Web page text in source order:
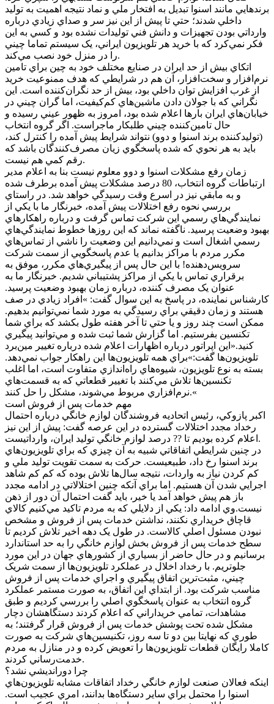
برند‌هايي مانند اسنوا تبديل به افتخار ملي و نماد نتيجه اهميت به توليد
داخلي شدند؛ حتي تا پيش از اين نيز سر و صداي زيادي درباره
وارداتي بودن تجهيزات و دانش فني توليدات نشده بود و کسي به اين
فکر نمي‌کرد که با خريد هر تلويزيون ايراني، يک سيستم تماما چيني
را در منزل خود نصب مي‌کند.
اتکاي بيش از حد ايران در صنايع مختلف خود به چين براي تامين
نرم‌افزار و سخت‌افزار، آن هم در شرايطي که هدف ممنوعيت خريد
از غرب افزايش توان داخلي بود، بيش از حد نگران‌کننده است. اين
نگراني که با جولان دادن ماشين‌هاي کم‌کيفيت، اما گران چيني در
خيابان‌هاي ايران بار‌ها اعلام شده بود، امروز به ظهور عيني رسيده و
حال تامين‌کننده چيني طلبکار ماجراست. اگر گروه انتخاب
(توليدکننده برند اسنوا و دوو) نتواند شرايط پيش آمده را کنترل کند،
بايد به هر نحوي که شده پاسخگوي زيان مصرف‌کنندگان باشد که
رقم کمي هم نيست.
زمان رفع مشکلات اسنوا و دوو معلوم نيست بنا به اعلام مدير
ارتباطات گروه انتخاب، 80 درصد مشکلات پيش آمده برطرف شده
و به مابقي نيز در اسرع وقت رسيدگي خواهد شد. در راستاي
بررسي نحوه رفع اختلالات پيش آمده، خبرنگار ما با يکي از
نمايندگي‌هاي رسمي اين شرکت تماس گرفت و درباره راهکار‌هاي
بهبود وضعيت پرسيد. ناگفته نماند که اين روز‌ها خطوط نمايندگي‌هاي
رسمي اشغال است و نمي‌دانيم اين وضعيت را ناشي از تماس‌هاي
مکرر مردم با مراکز بدانيم يا عدم پاسخگويي از سمت شرکت
سرويس‌دهنده! با اين حال پس از پيگيري‌هاي مکرر، موفق به
برقراري تماس با يکي از مراکز پشتيباني شديم. خبرنگار ما به
عنوان يک مصرف کننده، درباره زمان بهبود وضعيت پرسيد.
کارشناس نماينده، در پاسخ به اين سوال گفت: »افراد زيادي در صف
هستند و زمان دقيقي براي رسيدگي به مورد شما نمي‌توانيم بدهيم.
ممکن است چند روز و يا حتي تا آخر هفته طول بکشد که براي شما
تکنسين بفرستيم. اما گزارش شما ثبت شده و مي‌توانيد پيگيري
کنيد.«اين اپراتور درباره اظهارات اعلام شده درباره تغيير مين‌برد
تلويزيون‌ها گفت:»براي همه تلويزيون‌ها اين راهکار جواب نمي‌دهد.
بسته به نوع تلويزيون، شيوه‌هاي راه‌اندازي متفاوت است، اما اغلب
تکنسين‌ها تلاش مي‌کنند با تغيير قطعاتي که به قسمت‌هاي
نرم‌افزاري مربوط مي‌شوند، مشکل را حل کنند.«
مهم خدمات پس از فروش است
اکبر پازوکي، رئيس اتحاديه فروشندگان لوازم خانگي درباره احتمال
رخداد مجدد اختلالات گسترده در اين عرصه گفت: پيش از اين نيز
اعلام کرده بوديم تا ?? درصد لوازم خانگي توليد ايران، وارداتيست.
در چنين شرايطي اتفاقاتي شبيه به آن چيزي که براي تلويزيون‌هاي
برند اسنوا رخ داد، طبيعيست. حرکت به سمت تقويت توليد ملي و
کم کردن نياز به واردات، نتيجه سال‌ها تلاش بوده که کم کم شاهد
اجرايي شدن آن هستيم. اما براي آنکه چنين اختلالاتي در ادامه مجدد
باز هم پيش خواهد آمد يا خير، بايد گفت احتمال آن دور از ذهن
نيست.وي ادامه داد: يکي از دلايلي که به مردم تاکيد مي‌کنيم کالاي
قاچاق خريداري نکنند، نداشتن خدمات پس از فروش و مشخص
نبودن مسئول اصلي کالاست. در طول يک دهه اخير تلاش کرديم تا
سطح خدمات پس از فروش بخش لوازم خانگي را به حد استاندارد
برسانيم و در حال حاضر از بسياري از کشور‌هاي جهان در اين مورد
جلوتريم. با رخداد اخلال در عملکرد تلويزيون‌ها از سمت شريک
چيني، مثبت‌ترين اتفاق پيگيري و اجراي خدمات پس از فروش
مناسب شرکت بود. از ابتداي اين اتفاق، به صورت مستمر عملکرد
گروه انتخاب به عنوان پاسخگوي اصلي را بررسي کرديم و طبق
مشاهدات، تمامي خريداراني که اعلام کردند دستگاهشان دچار
مشکل شده تحت پوشش خدمات پس از فروش قرار گرفتند؛ به
طوري که نهايتا بين دو تا سه روز، تکنيسين‌هاي شرکت به صورت
کاملا رايگان قطعات تلويزيون‌ها را تعويض کرده و در منازل به مردم
خدمت‌رساني کردند.
چرا دورانديشي نشد؟
اينکه فعالان صنعت لوازم خانگي رخداد اتفاقات مشابه تلويزيون‌هاي
اسنوا را محتمل براي ساير دستگاه‌ها بدانند، امري عجيب است.